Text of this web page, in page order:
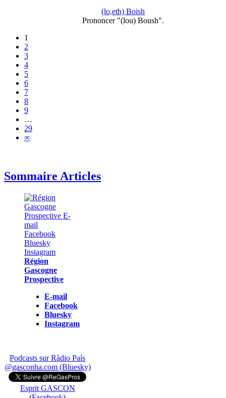
(lo,eth) Boish
Prononcer "(lou) Boush".
1
2
3
4
5
6
7
8
9
…
29
∞
Sommaire Articles
Région
Gascogne
Prospective
E-mail
Facebook
Bluesky
Instagram
Podcasts sur Ràdio País
@gasconha.com (Bluesky)
Esprit GASCON